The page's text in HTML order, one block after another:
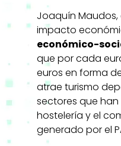
Joaquín
impacto
económico-
que por cada
euros en forma
atrae turismo
sectores que
hostelería y el
generado por el